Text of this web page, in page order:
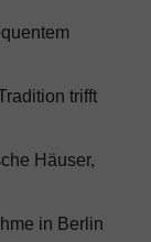
trifft
Häuser,
in Berlin